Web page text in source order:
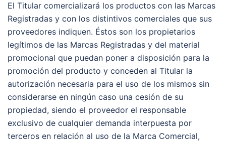
El Titular comercializará los productos con las Marcas
Registradas y con los distintivos comerciales que sus
proveedores indiquen. Éstos son los propietarios
legítimos de las Marcas Registradas y del material
promocional que puedan poner a disposición para la
promoción del producto y conceden al Titular la
autorización necesaria para el uso de los mismos sin
considerarse en ningún caso una cesión de su
propiedad, siendo el proveedor el responsable
exclusivo de cualquier demanda interpuesta por
terceros en relación al uso de la Marca Comercial,